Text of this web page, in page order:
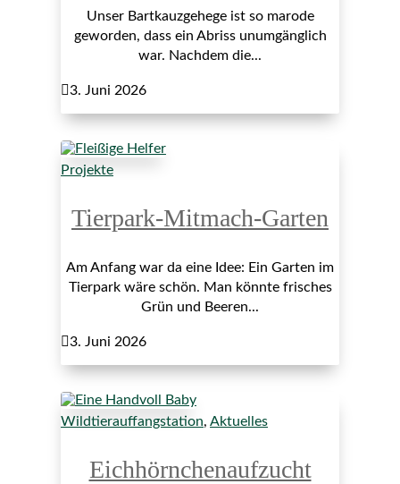
Unser Bartkauzgehege ist so marode
geworden, dass ein Abriss unumgänglich
war. Nachdem die...
3. Juni 2026
Projekte
Tierpark-Mitmach-Garten
Am Anfang war da eine Idee: Ein Garten im
Tierpark wäre schön. Man könnte frisches
Grün und Beeren...
3. Juni 2026
Wildtierauffangstation, Aktuelles
Eichhörnchenaufzucht